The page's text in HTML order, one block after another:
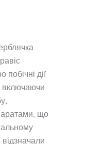
дії
включаючи
що